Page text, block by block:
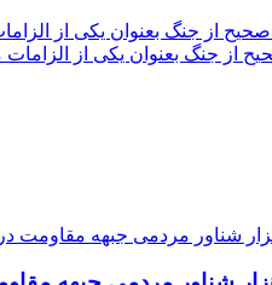
از جنگ بعنوان یکی از